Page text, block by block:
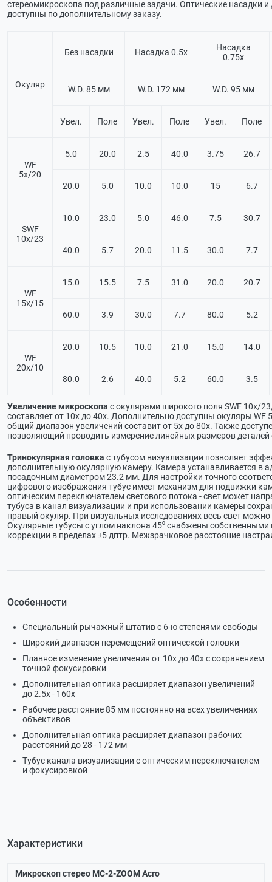
стереомикроскопа под различные задачи. Оптические насадки
доступны по дополнительному заказу.
Окуляр
Без насадки Насадка 0.5х
Насадка
0.75х
W.D. 85 мм W.D. 172 мм W.D. 95 мм
Увел. Поле Увел. Поле Увел. Поле
WF
5х/20
5.0 20.0 2.5 40.0 3.75 26.7
20.0 5.0 10.0 10.0 15 6.7
SWF
10х/23
10.0 23.0 5.0 46.0 7.5 30.7
40.0 5.7 20.0 11.5 30.0 7.7
WF
15х/15
15.0 15.5 7.5 31.0 20.0 20.7
60.0 3.9 30.0 7.7 80.0 5.2
WF
20х/10
20.0 10.5 10.0 21.0 15.0 14.0
80.0 2.6 40.0 5.2 60.0 3.5
Увеличение микроскопа с окулярами широкого поля SWF 10х/
составляет от 10х до 40х. Дополнительно доступны окуляры WF
общий диапазон увеличений составит от 5х до 80х. Также
позволяющий проводить измерение линейных размеров деталей
Тринокулярная головка с тубусом визуализации позволяет
дополнительную окулярную камеру. Камера устанавливается в
посадочным диаметром 23.2 мм. Для настройки точного
цифрового изображения тубус имеет механизм для подвижки
оптическим переключателем светового потока - свет может
тубуса в канал визуализации и при использовании камеры
правый окуляр. При визуальных исследованиях весь свет
Окулярные тубусы с углом наклона 45⁰ снабжены
коррекции в пределах ±5 дптр. Межзрачковое расстояние
Особенности
Специальный рычажный штатив с 6-ю степенями свободы
Широкий диапазон перемещений оптической головки
Плавное изменение увеличения от 10х до 40х с сохранением
точной фокусировки
Дополнительная оптика расширяет диапазон увеличений
до 2.5х - 160х
Рабочее расстояние 85 мм постоянно на всех увеличениях
объективов
Дополнительная оптика расширяет диапазон рабочих
расстояний до 28 - 172 мм
Тубус канала визуализации с оптическим переключателем
и фокусировкой
Характеристики
Микроскоп стерео МС-2-ZOOM Acro